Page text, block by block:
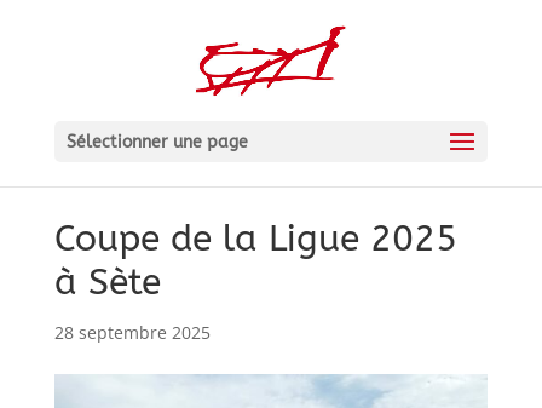
Sélectionner une page
Coupe de la Ligue 2025
à Sète
28 septembre 2025